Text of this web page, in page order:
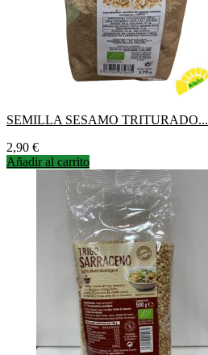
SEMILLA SESAMO TRITURADO...
Precio
2,90 €
Añadir al carrito